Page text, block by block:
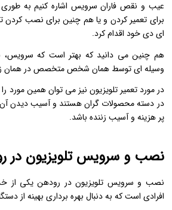
عیب و نقص فاران سرویس اشاره کنیم به
برای تعمیر کردن و یا هم چنین برای نصب کردن
ای دی خود اقدام کرد.
هم چنین می دانید که بهتر است که
وسیله ای توسط همان شخص متخصص در همان
در مورد تعمیر تلویزیون نیز می توان همین مورد
در دسته محصولات گران هستند و آسیب دیدن آن
پر هزینه و آسیب زننده باشد.
نصب و سرویس تلویزیون در
نصب و سرویس تلویزیون در رودهن یکی از
افرادی است که به دنبال بهره ‌برداری بهینه از